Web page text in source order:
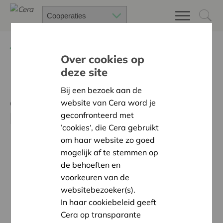
De energietransitie vraagt
om coöperatief
boerenverstand
Over cookies op
deze site
Bij een bezoek aan de
website van Cera word je
geconfronteerd met
’cookies‘, die Cera gebruikt
om haar website zo goed
mogelijk af te stemmen op
de behoeften en
voorkeuren van de
websitebezoeker(s).
In haar cookiebeleid geeft
Cera op transparante